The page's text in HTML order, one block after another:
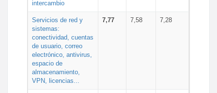
intercambio
Servicios de red y
sistemas:
conectividad, cuentas
de usuario, correo
electrónico, antivirus,
espacio de
almacenamiento,
VPN, licencias...
7,77 7,58 7,28